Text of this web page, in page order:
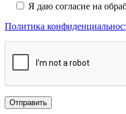
Я даю согласие на
Политика